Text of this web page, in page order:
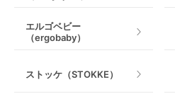
エルゴベビー
（ergobaby）
ストッケ（STOKKE）